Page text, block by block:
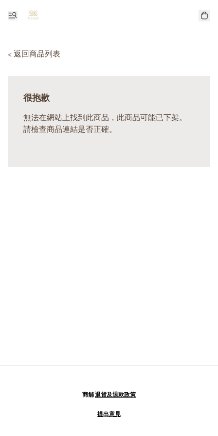
< 返回商品列表
很抱歉
無法在網站上找到此商品，此商品可能已下架。
請檢查商品連結是否正確。
商舖退貨及退款政策
提出意見